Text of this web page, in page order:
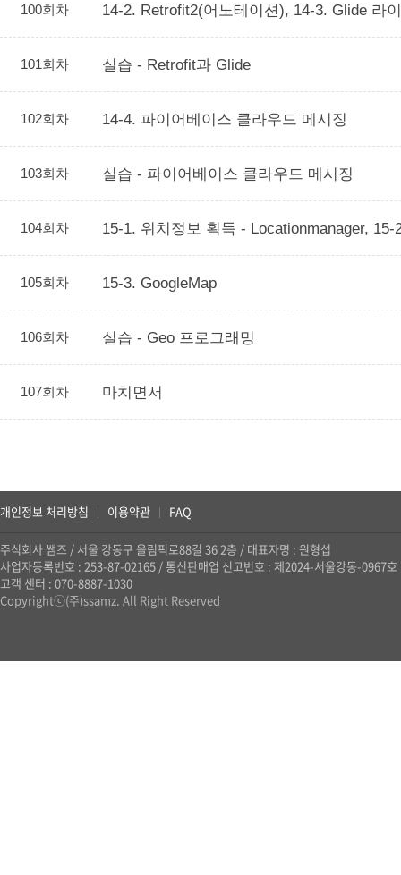
100회차 14-2. Retrofit2(어노테이션), 14-3. Glide 라
101회차 실습 - Retrofit과 Glide
102회차 14-4. 파이어베이스 클라우드 메시징
103회차 실습 - 파이어베이스 클라우드 메시징
104회차 15-1. 위치정보 획득 - Locationmanager,
105회차 15-3. GoogleMap
106회차 실습 - Geo 프로그래밍
107회차 마치면서
주식회사 쌤즈 / 서울 강동구 올림픽로88길 36 2층 / 대표자명 : 원형섭
사업자등록번호 : 253-87-02165 /통신판매업 신고번호 : 제2024-서울강동-0967호
고객 센터 : 070-8887-1030
Copyrightⓒ(주)ssamz. All Right Reserved
개인정보 처리방침 | 이용약관 | FAQ